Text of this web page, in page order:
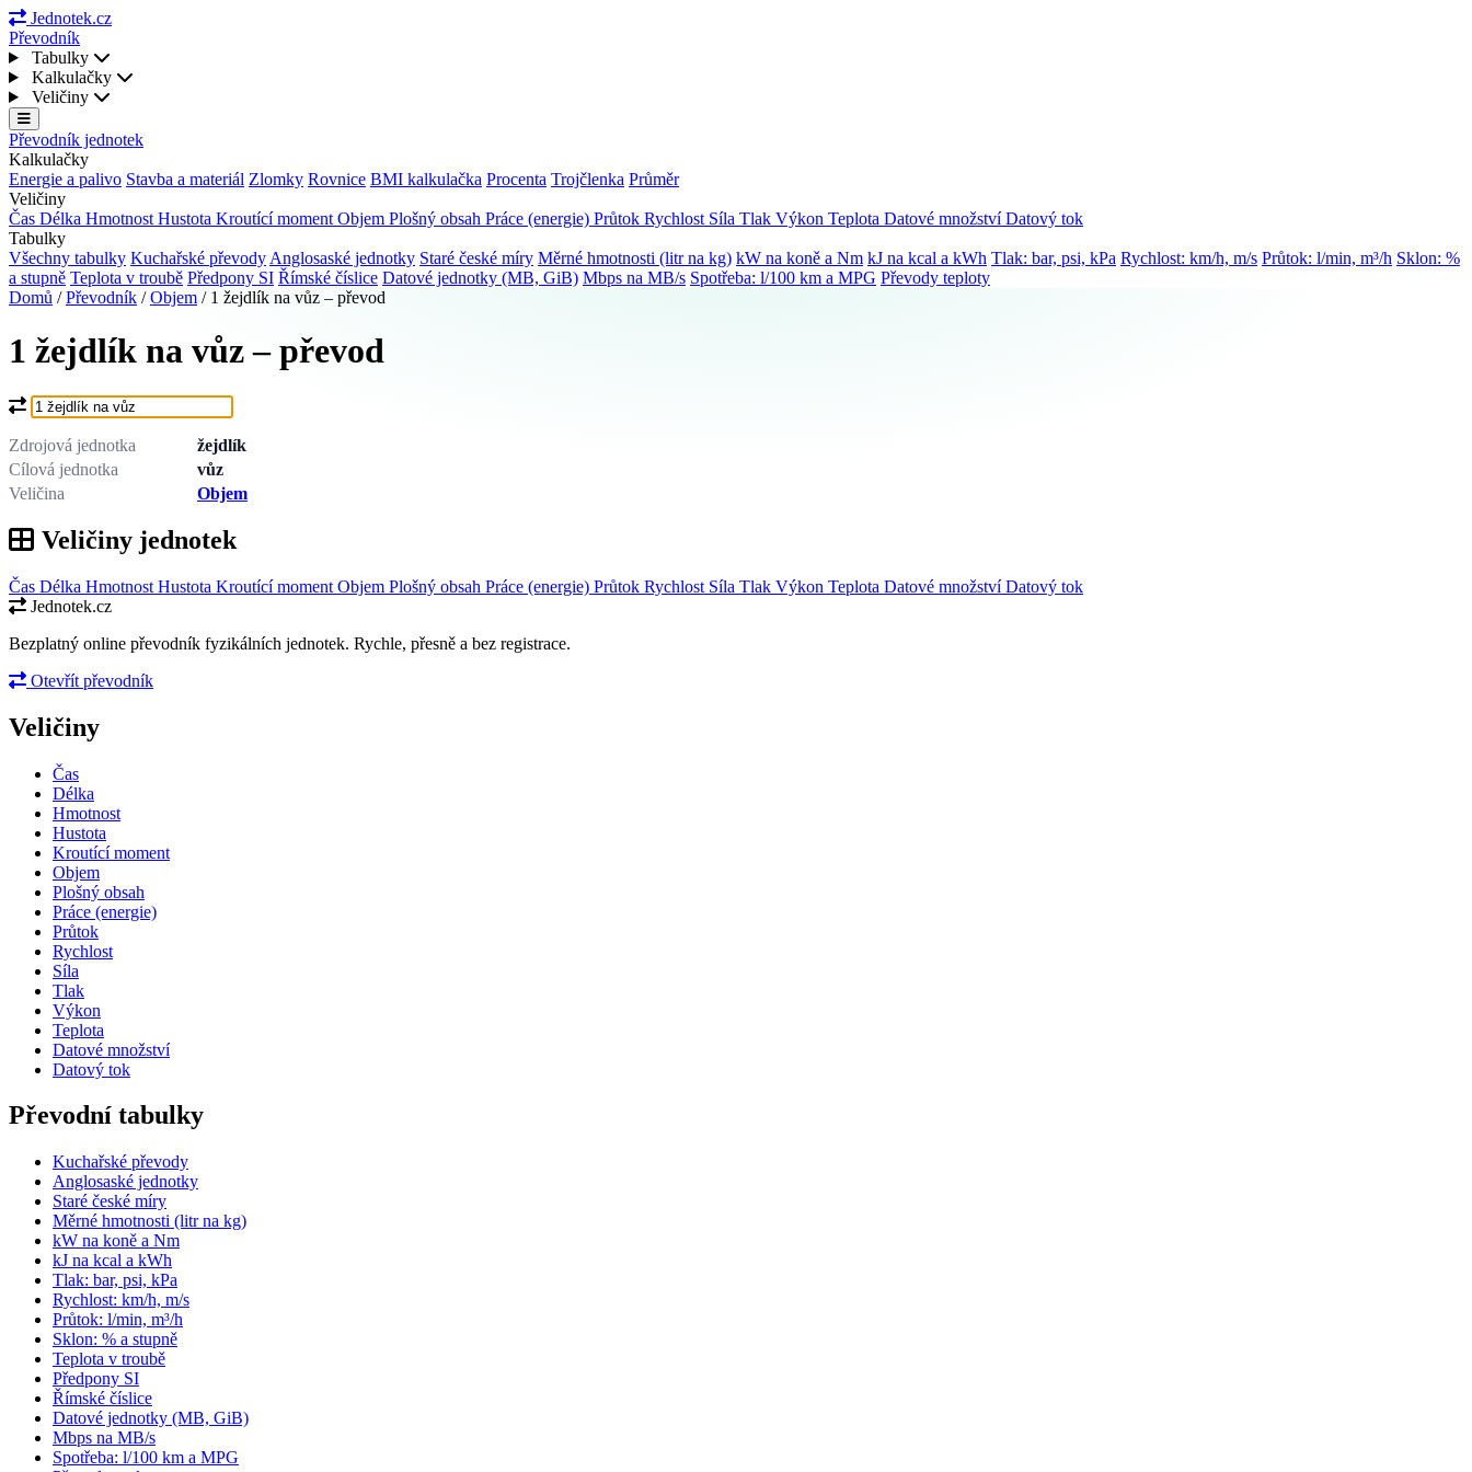
Jednotek.cz
Převodník
Tabulky
Kalkulačky
Veličiny
Převodník jednotek
Kalkulačky
Energie a palivo Stavba a materiál Zlomky Rovnice BMI kalkulačka Procenta Trojčlenka Průměr
Veličiny
Čas Délka Hmotnost Hustota Kroutící moment Objem Plošný obsah Práce (energie) Průtok Rychlost Síla Tlak Výkon Teplota Datové množstvíDatový tok
Tabulky
Všechny tabulky Kuchařské převody Anglosaské jednotky Staré české míry Měrné hmotnosti (litr na kg) kW na koně a Nm kJ na kcal a kWh Tlak: bar, psi, kPa Rychlost: km/h, m/s Průtok: l/min, m³/h Sklon: %
a stupně Teplota v troubě Předpony SI Římské číslice Datové jednotky (MB, GiB) Mbps na MB/s Spotřeba: l/100 km a MPG Převody teploty
Domů / Převodník / Objem / 1 žejdlík na vůz – převod
1 žejdlík na vůz – převod
Co chcete převést?
Zdrojová jednotka
žejdlík
Cílová jednotka
vůz
Veličina
Objem
Veličiny jednotek
Čas Délka Hmotnost Hustota Kroutící moment Objem Plošný obsah Práce (energie) Průtok Rychlost Síla Tlak Výkon Teplota Datové množstvíDatový tok
Jednotek.cz
Bezplatný online převodník fyzikálních jednotek. Rychle, přesně a bez registrace.
Otevřít převodník
Veličiny
Čas
Délka
Hmotnost
Hustota
Kroutící moment
Objem
Plošný obsah
Práce (energie)
Průtok
Rychlost
Síla
Tlak
Výkon
Teplota
Datové množství
Datový tok
Převodní tabulky
Kuchařské převody
Anglosaské jednotky
Staré české míry
Měrné hmotnosti (litr na kg)
kW na koně a Nm
kJ na kcal a kWh
Tlak: bar, psi, kPa
Rychlost: km/h, m/s
Průtok: l/min, m³/h
Sklon: % a stupně
Teplota v troubě
Předpony SI
Římské číslice
Datové jednotky (MB, GiB)
Mbps na MB/s
Spotřeba: l/100 km a MPG